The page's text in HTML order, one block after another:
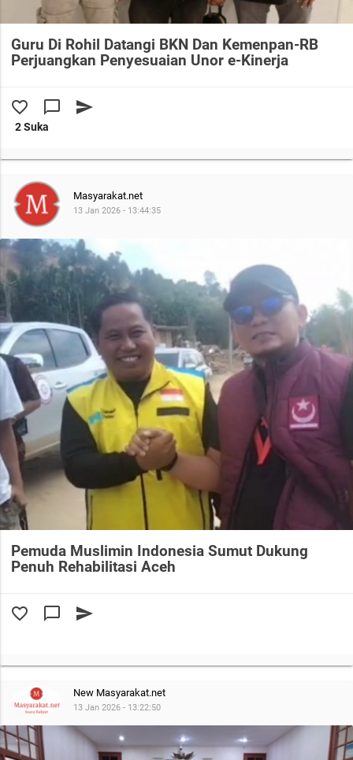
Guru Di Rohil Datangi BKN Dan Kemenpan-RB
Perjuangkan Penyesuaian Unor e-Kinerja
favorite_border chat_bubble_outline send
2 Suka
Masyarakat.net
13 Jan 2026 - 13:44:35
Pemuda Muslimin Indonesia Sumut Dukung
Penuh Rehabilitasi Aceh
favorite_border chat_bubble_outline send
New Masyarakat.net
13 Jan 2026 - 13:22:50